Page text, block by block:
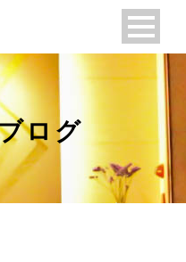
ログ